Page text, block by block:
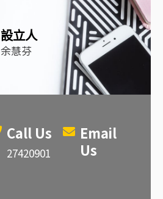
設立人
余慧芬
Call Us
27420901
Email
Us